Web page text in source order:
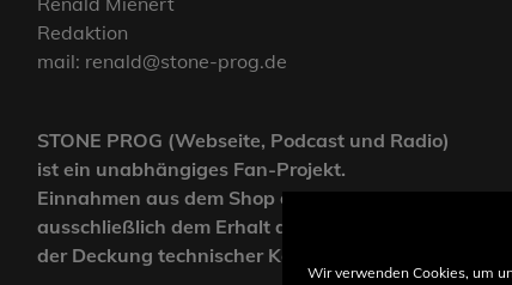
Wir verwenden Cookies, um
Redaktion
mail: renald@stone-prog.de
STONE PROG (Webseite, Podcast und Radio)
ist ein unabhängiges Fan-Projekt.
Einnahmen aus dem Shop dienen
ausschließlich dem Erhalt der Webseite und
der Deckung technischer Kosten.